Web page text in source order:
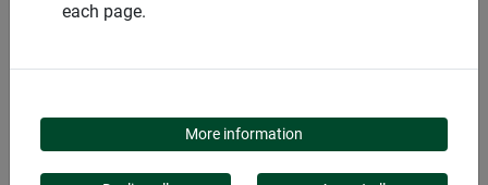
TENDEUR
each page.
More information